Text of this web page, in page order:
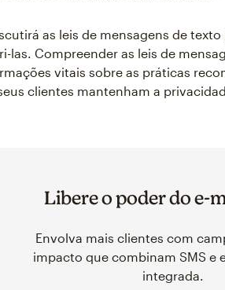
as leis de mensagens de
las. Compreender as leis de
vitais sobre as práticas
clientes mantenham a
Libere o poder do e-
Envolva mais clientes com
impacto que combinam SMS e
integrada.